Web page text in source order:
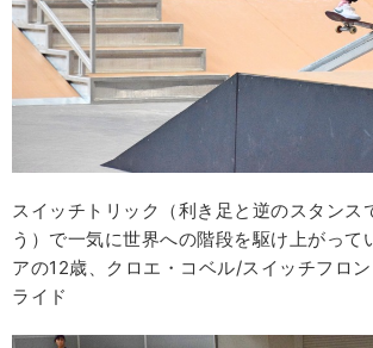
スイッチトリック（利き足と逆のスタンス
う）で一気に世界への階段を駆け上がって
アの12歳、クロエ・コベル/スイッチフロ
ライド